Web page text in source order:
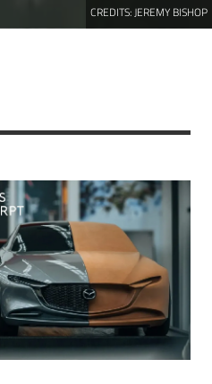
CREDITS:JEREMY BISHOP